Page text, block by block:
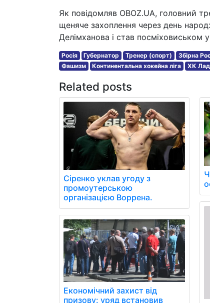
Як повідомляв OBOZ.UA, головний
щеняче захоплення через день
Делімханова і став посміховиськом
Росія Губернатор Тренер (спорт) Збірна
Фашизм
Континентальна хокейна ліга ХК
Related posts
Сіренко уклав угоду з
промоутерською
організацією Воррена.
Економічний захист від
призову: уряд встановив